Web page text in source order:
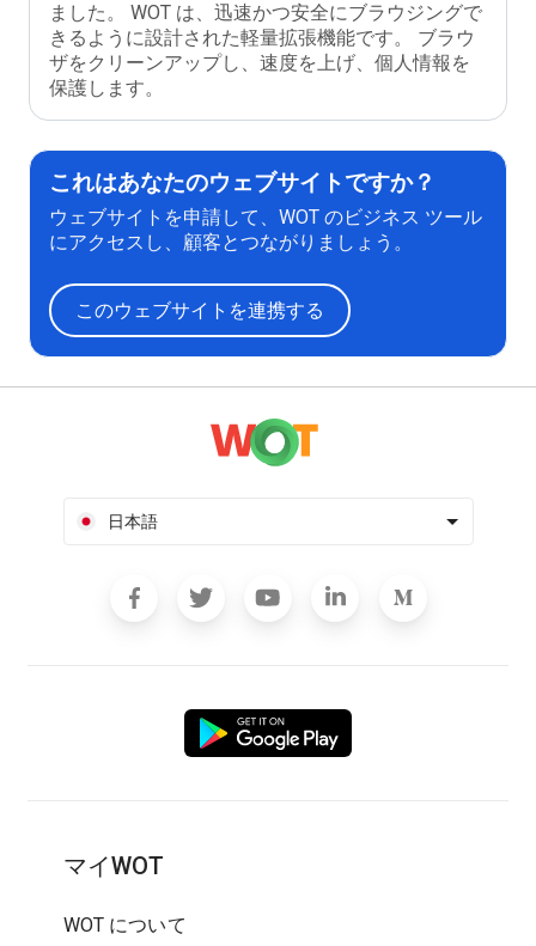
ました。 WOT は、迅速かつ安全にブラウジングで
きるように設計された軽量拡張機能です。 ブラウ
ザをクリーンアップし、速度を上げ、個人情報を
保護します。
これはあなたのウェブサイトですか？
ウェブサイトを申請して、WOT のビジネス ツール
にアクセスし、顧客とつながりましょう。
このウェブサイトを連携する
日本語
マイWOT
WOT について